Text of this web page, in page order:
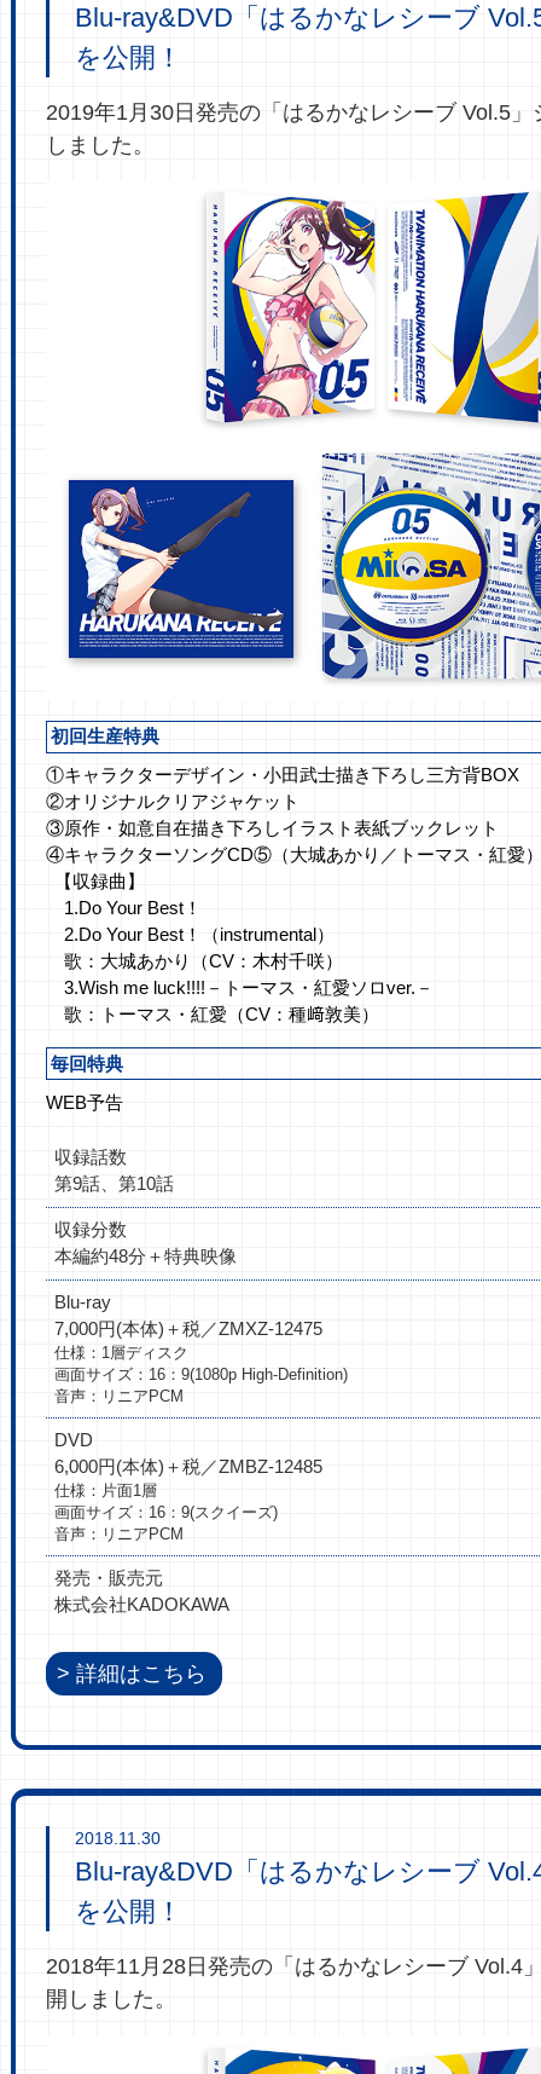
Blu-ray&DVD「はるかなレシーブ
を公開！
2019年1月30日発売の「はるかなレシーブ Vol.5
しました。
初回生産特典
①キャラクターデザイン・小田武士描き下ろし三方背BOX
②オリジナルクリアジャケット
③原作・如意自在描き下ろしイラスト表紙ブックレット
④キャラクターソングCD⑤（大城あかり／トーマス・紅愛
【収録曲】
1.Do Your Best！
2.Do Your Best！（instrumental）
歌：大城あかり（CV：木村千咲）
3.Wish me luck!!!!－トーマス・紅愛ソロver.－
歌：トーマス・紅愛（CV：種﨑敦美）
毎回特典
WEB予告
収録話数
第9話、第10話
収録分数
本編約48分＋特典映像
Blu-ray
7,000円(本体)＋税／ZMXZ-12475
仕様：1層ディスク
画面サイズ：16：9(1080p High-Definition)
音声：リニアPCM
DVD
6,000円(本体)＋税／ZMBZ-12485
仕様：片面1層
画面サイズ：16：9(スクイーズ)
音声：リニアPCM
発売・販売元
株式会社KADOKAWA
詳細はこちら
2018.11.30
Blu-ray&DVD「はるかなレシーブ
を公開！
2018年11月28日発売の「はるかなレシーブ Vol.4
開しました。